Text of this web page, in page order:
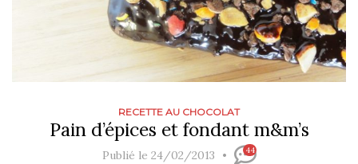
RECETTE AU CHOCOLAT
Pain d’épices et fondant m&m’s
Publié le 24/02/2013 44